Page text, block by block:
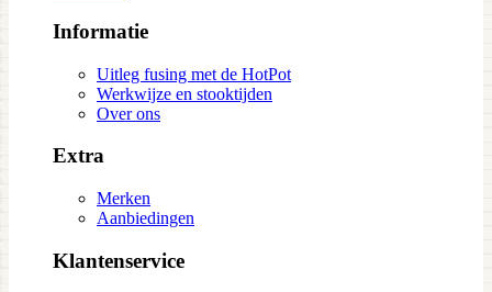
Informatie
Uitleg fusing met de HotPot
Werkwijze en stooktijden
Over ons
Extra
Merken
Aanbiedingen
Klantenservice